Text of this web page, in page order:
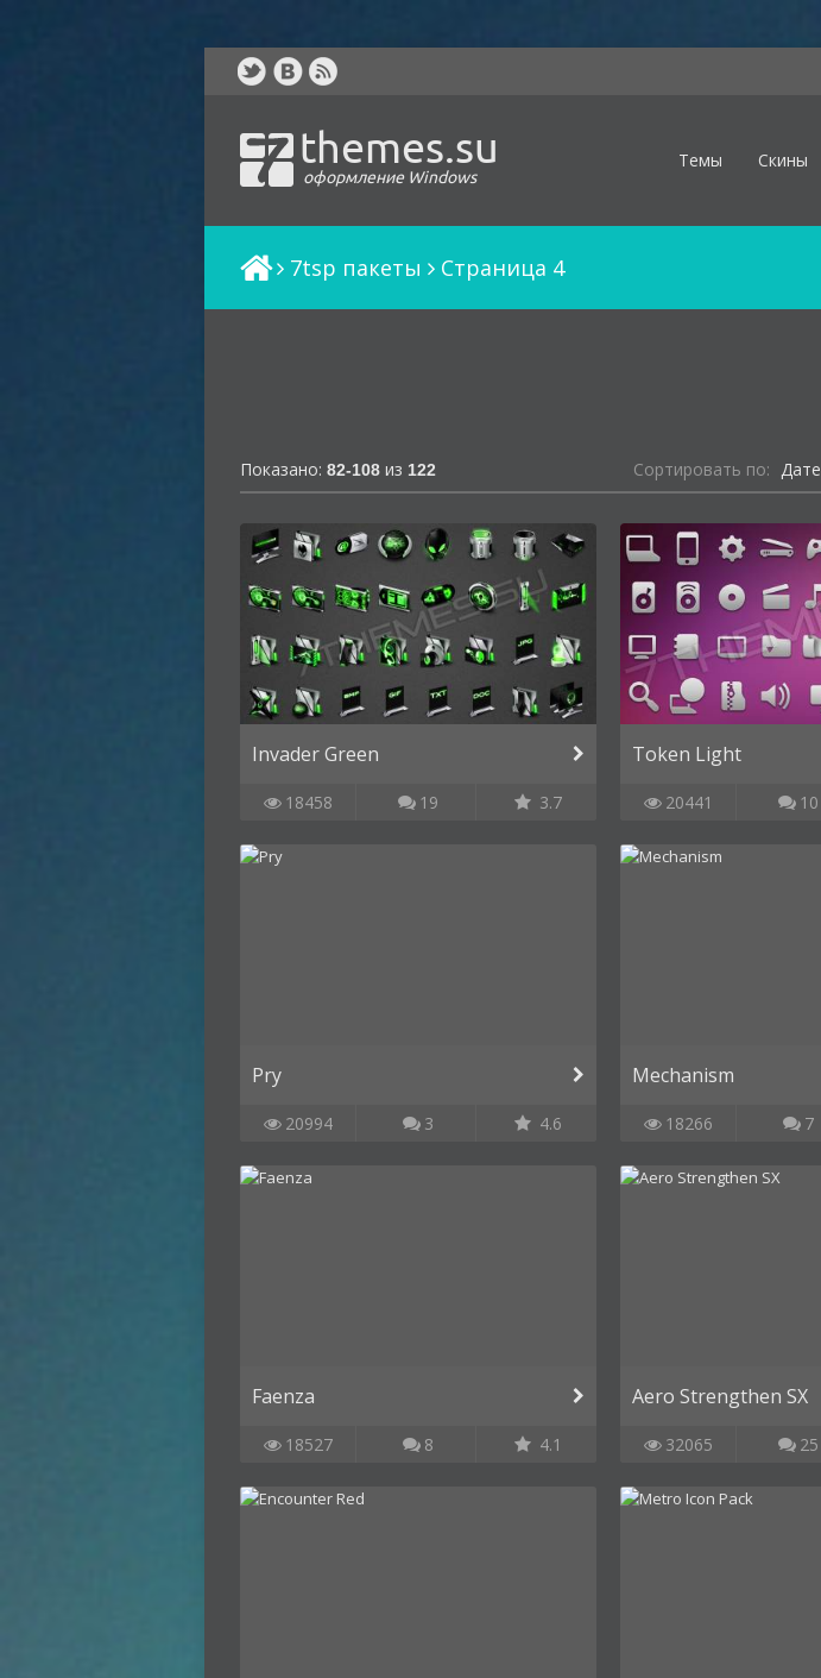
themes.su
оформление Windows
Темы Скины
7tsp пакеты Cтраница 4
Показано: 82-108 из 122 Сортировать по: Дате
Invader Green
18458 19 3.7
Token Light
20441 10
Pry
20994 3 4.6
Mechanism
18266 7
Faenza
18527 8 4.1
Aero Strengthen SX
32065 25